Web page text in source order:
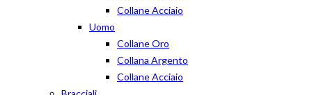
Collane Acciaio
Uomo
Collane Oro
Collana Argento
Collane Acciaio